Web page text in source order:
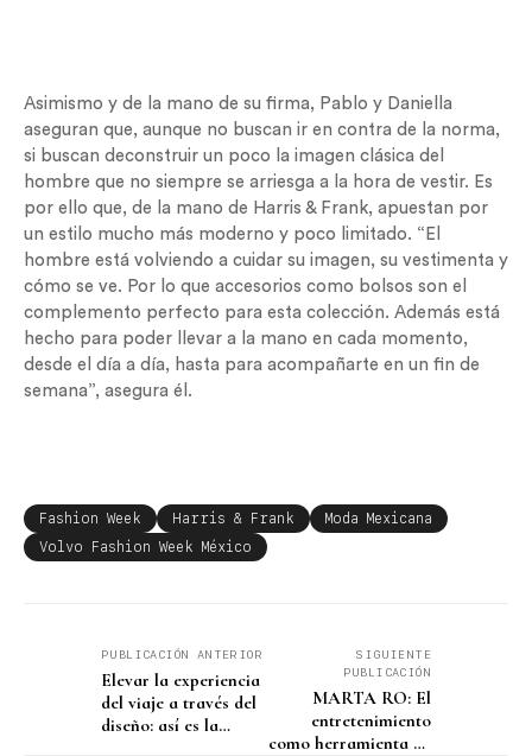
Asimismo y de la mano de su firma, Pablo y Daniella
aseguran que, aunque no buscan ir en contra de la norma,
si buscan deconstruir un poco la imagen clásica del
hombre que no siempre se arriesga a la hora de vestir. Es
por ello que, de la mano de Harris & Frank, apuestan por
un estilo mucho más moderno y poco limitado. “El
hombre está volviendo a cuidar su imagen, su vestimenta y
cómo se ve. Por lo que accesorios como bolsos son el
complemento perfecto para esta colección. Además está
hecho para poder llevar a la mano en cada momento,
desde el día a día, hasta para acompañarte en un fin de
semana”, asegura él.
Fashion Week Harris & Frank
Moda Mexicana
Volvo Fashion Week México
PUBLICACIÓN ANTERIOR
Elevar la experiencia
del viaje a través del
diseño: así es la
SIGUIENTE
PUBLICACIÓN
MARTA RO: El
entretenimiento
como herramienta de